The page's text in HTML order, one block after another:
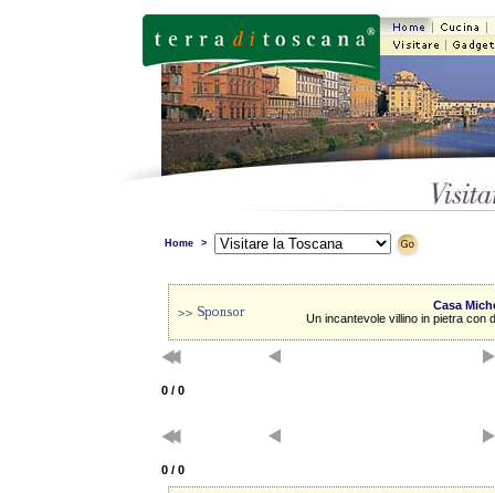
Home >
Casa
Un incantevole villino in pietra con
0 / 0
0 / 0